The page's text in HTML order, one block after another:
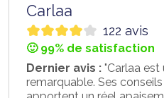
Carlaa
122 avis
🙂 99% de satisfaction
Dernier avis : "Carlaa
remarquable. Ses